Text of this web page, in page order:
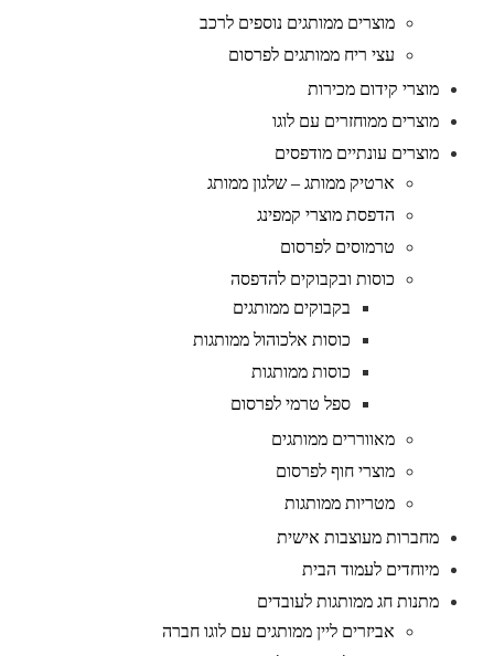
מוצרים ממותגים נוספים לרכב
עצי ריח ממותגים לפרסום
מוצרי קידום מכירות
מוצרים ממוחזרים עם לוגו
מוצרים עונתיים מודפסים
ארטיק ממותג – שלגון ממותג
הדפסת מוצרי קמפינג
טרמוסים לפרסום
כוסות ובקבוקים להדפסה
בקבוקים ממותגים
כוסות אלכוהול ממותגות
כוסות ממותגות
ספל טרמי לפרסום
מאווררים ממותגים
מוצרי חוף לפרסום
מטריות ממותגות
מחברות מעוצבות אישית
מיוחדים לעמוד הבית
מתנות חג ממותגות לעובדים
אביזרים ליין ממותגים עם לוגו חברה